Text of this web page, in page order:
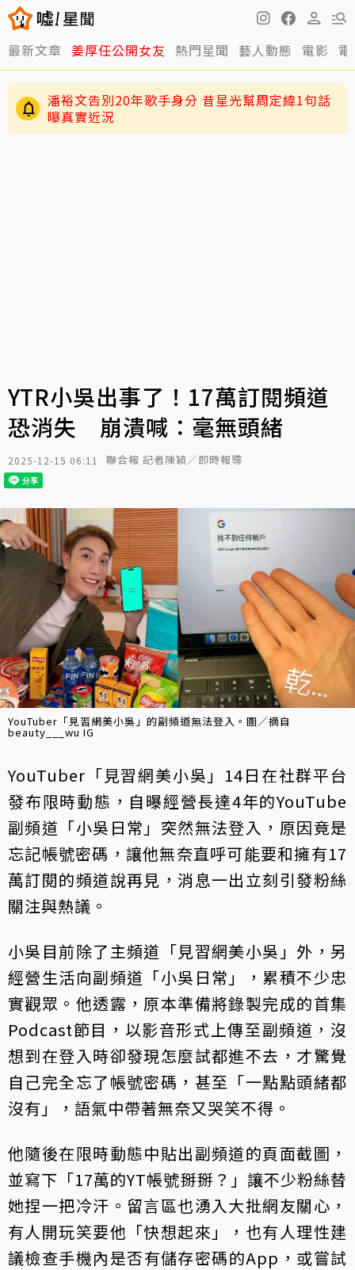
最新文章 姜厚任公開女友 熱門星聞 藝人動態 電影
潘裕文告別20年歌手身分 昔星光幫周定緯1句話
曝真實近況
YTR小吳出事了！17萬訂閱頻道
恐消失 崩潰喊：毫無頭緒
2025-12-15 06:11 聯合報 記者陳穎／即時報導
YouTuber「見習網美小吳」的副頻道無法登入。圖／摘自
beauty___wu IG
YouTuber「見習網美小吳」14日在社群平台
發布限時動態，自曝經營長達4年的YouTube
副頻道「小吳日常」突然無法登入，原因竟是
忘記帳號密碼，讓他無奈直呼可能要和擁有17
萬訂閱的頻道說再見，消息一出立刻引發粉絲
關注與熱議。
小吳目前除了主頻道「見習網美小吳」外，另
經營生活向副頻道「小吳日常」，累積不少忠
實觀眾。他透露，原本準備將錄製完成的首集
Podcast節目，以影音形式上傳至副頻道，沒
想到在登入時卻發現怎麼試都進不去，才驚覺
自己完全忘了帳號密碼，甚至「一點點頭緒都
沒有」，語氣中帶著無奈又哭笑不得。
他隨後在限時動態中貼出副頻道的頁面截圖，
並寫下「17萬的YT帳號掰掰？」讓不少粉絲替
她捏一把冷汗。留言區也湧入大批網友關心，
有人開玩笑要他「快想起來」，也有人理性建
議檢查手機內是否有儲存密碼的App，或嘗試